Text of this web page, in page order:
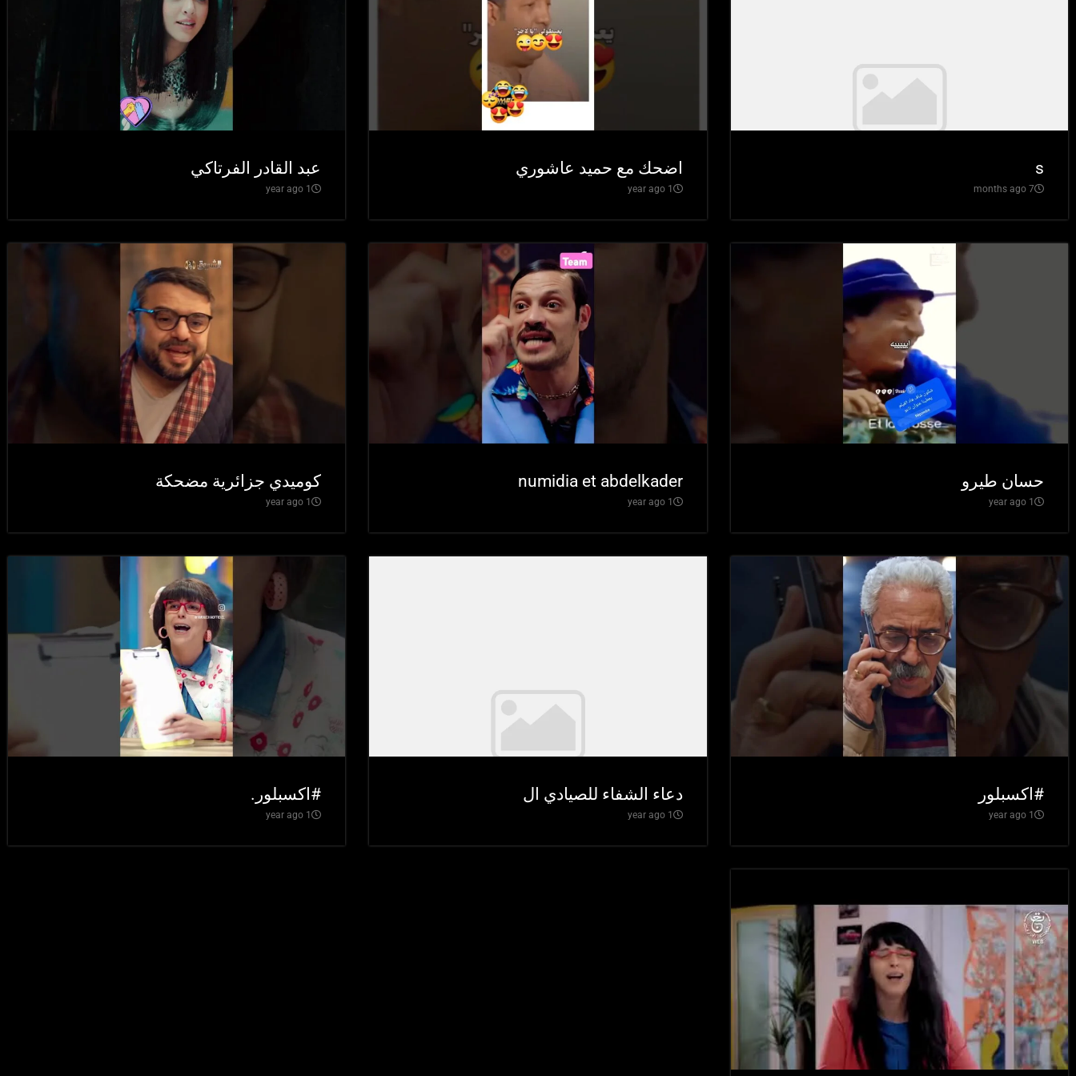
s
7 months ago
اضحك مع حميد عاشوري
1 year ago
عبد القادر الفرتاكي
1 year ago
حسان طيرو
1 year ago
numidia et abdelkader
1 year ago
كوميدي جزائرية مضحكة
1 year ago
#اكسبلور
1 year ago
دعاء الشفاء للصيادي ال
1 year ago
#اكسبلور.
1 year ago